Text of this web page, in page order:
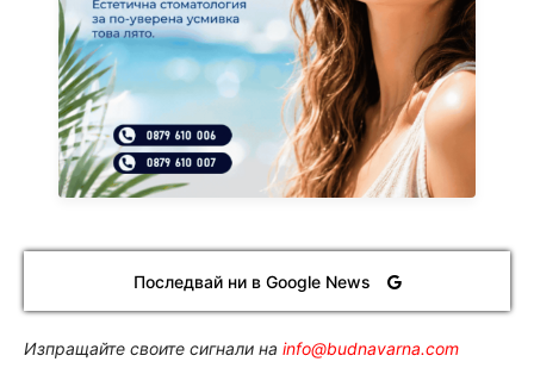
Последвай ни в Google News
Изпращайте своите сигнали на info@budnavarna.com